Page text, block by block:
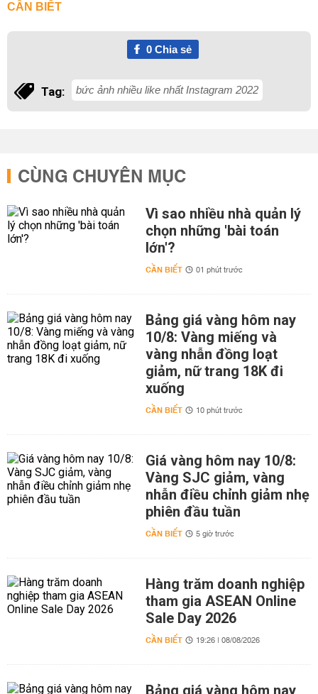
CẦN BIẾT
0Chia sẻ
Tag: bức ảnh nhiều like nhất Instagram 2022
CÙNG CHUYÊN MỤC
Vì sao nhiều nhà quản lý
chọn những 'bài toán
lớn'?
CẦN BIẾT 01 phút trước
Bảng giá vàng hôm nay
10/8: Vàng miếng và
vàng nhẫn đồng loạt
giảm, nữ trang 18K đi
xuống
CẦN BIẾT 10 phút trước
Giá vàng hôm nay 10/8:
Vàng SJC giảm, vàng
nhẫn điều chỉnh giảm nhẹ
phiên đầu tuần
CẦN BIẾT 5 giờ trước
Hàng trăm doanh nghiệp
tham gia ASEAN Online
Sale Day 2026
CẦN BIẾT 19:26 | 08/08/2026
Bảng giá vàng hôm nay